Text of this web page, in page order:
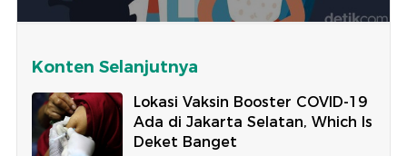
Konten Selanjutnya
Lokasi Vaksin Booster COVID-19
Ada di Jakarta Selatan, Which Is
Deket Banget